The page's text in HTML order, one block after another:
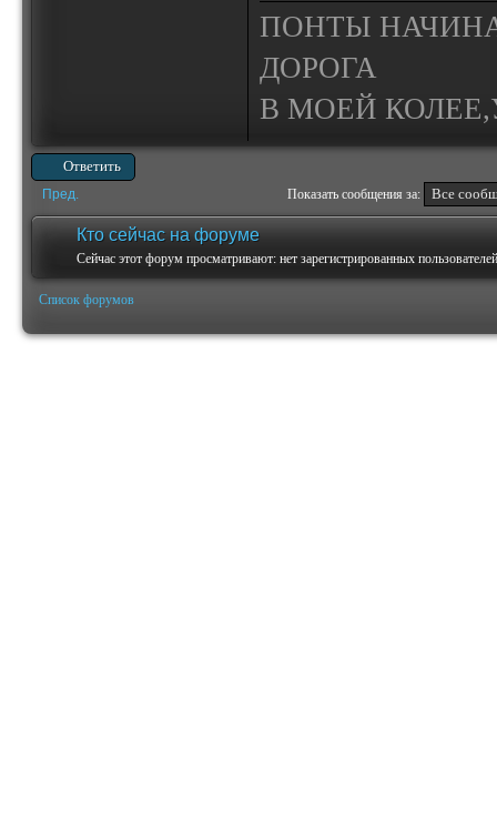
ПОНТЫ
ДОРОГА
В МОЕЙ
Ответить
Пред. Показать сообщения за:
Кто сейчас на форуме
Сейчас этот форум просматривают: нет зарегистрированных
Список форумов